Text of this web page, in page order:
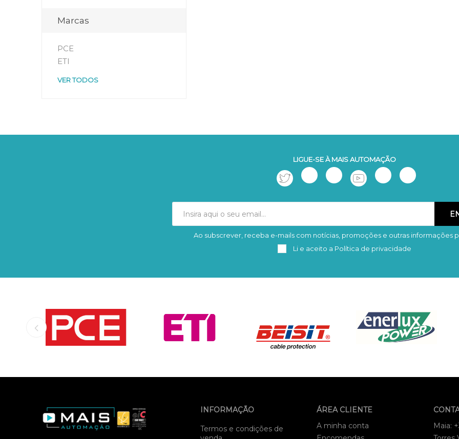
Marcas
PCE
ETI
VER TODOS
LIGUE-SE À MAIS AUTOMAÇÃO
Subscrever Remover
Ao subscrever, receba e-mails com notícias, promoções e outras informações
Li e aceito a Política de privacidade
INFORMAÇÃO
Termos e condições de
ÁREA CLIENTE
A minha conta
Maia: